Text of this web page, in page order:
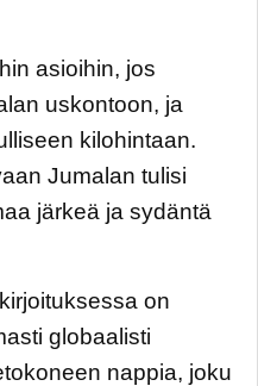
asioihin, jos
uskontoon, ja
kilohintaan.
Jumalan tulisi
järkeä ja sydäntä
on
globaalisti
nappia, joku